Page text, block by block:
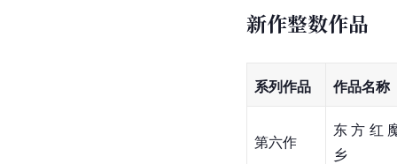
新作整数作品
系列作品 作品名称
第六作
东方红
乡